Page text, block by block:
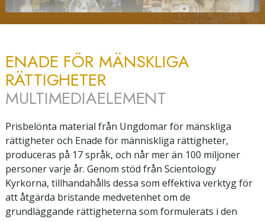
ENADE FÖR MÄNSKLIGA
RÄTTIGHETER
MULTIMEDIAELEMENT
Prisbelönta material från Ungdomar för mänskliga
rättigheter och Enade för människliga rättigheter,
produceras på 17 språk, och når mer än 100 miljoner
personer varje år. Genom stöd från Scientology
Kyrkorna, tillhandahålls dessa som effektiva verktyg för
att åtgärda bristande medvetenhet om de
grundläggande rättigheterna som formulerats i den